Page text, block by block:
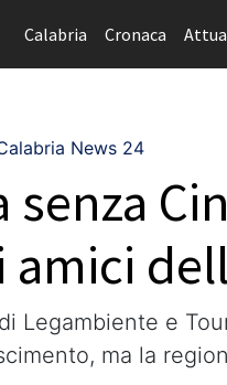
Calabria Cronaca
News 24
senza
amici
Legambiente e
ma la